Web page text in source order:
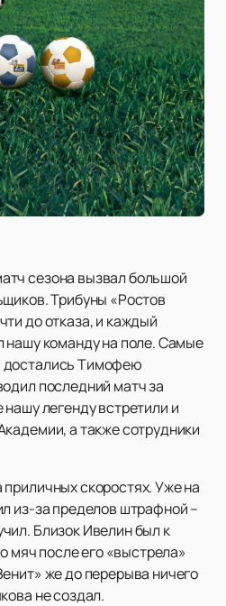
сезона вызвал большой
Трибуны «Ростов
до отказа, и каждый
нашу команду на поле. Самые
достались Тимофею
последний матч за
легенду встретили и
а также сотрудники
скоростях. Уже на
из-за пределов штрафной –
Близок Ивелин был к
мяч после его «выстрела»
же до перерыва ничего
не создал.